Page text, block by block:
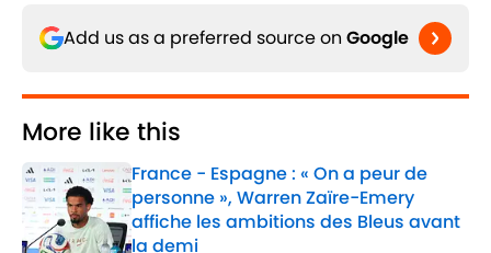
Add us as a preferred source on Google
More like this
France - Espagne : « On a peur de
personne », Warren Zaïre-Emery
affiche les ambitions des Bleus avant
la demi